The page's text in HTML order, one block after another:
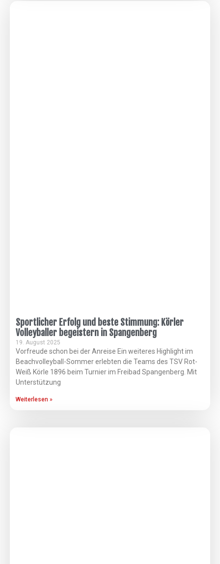
Sportlicher Erfolg und beste Stimmung: Körler
Volleyballer begeistern in Spangenberg
19. August 2025
Vorfreude schon bei der Anreise Ein weiteres Highlight im
Beachvolleyball-Sommer erlebten die Teams des TSV Rot-
Weiß Körle 1896 beim Turnier im Freibad Spangenberg. Mit
Unterstützung
Weiterlesen »